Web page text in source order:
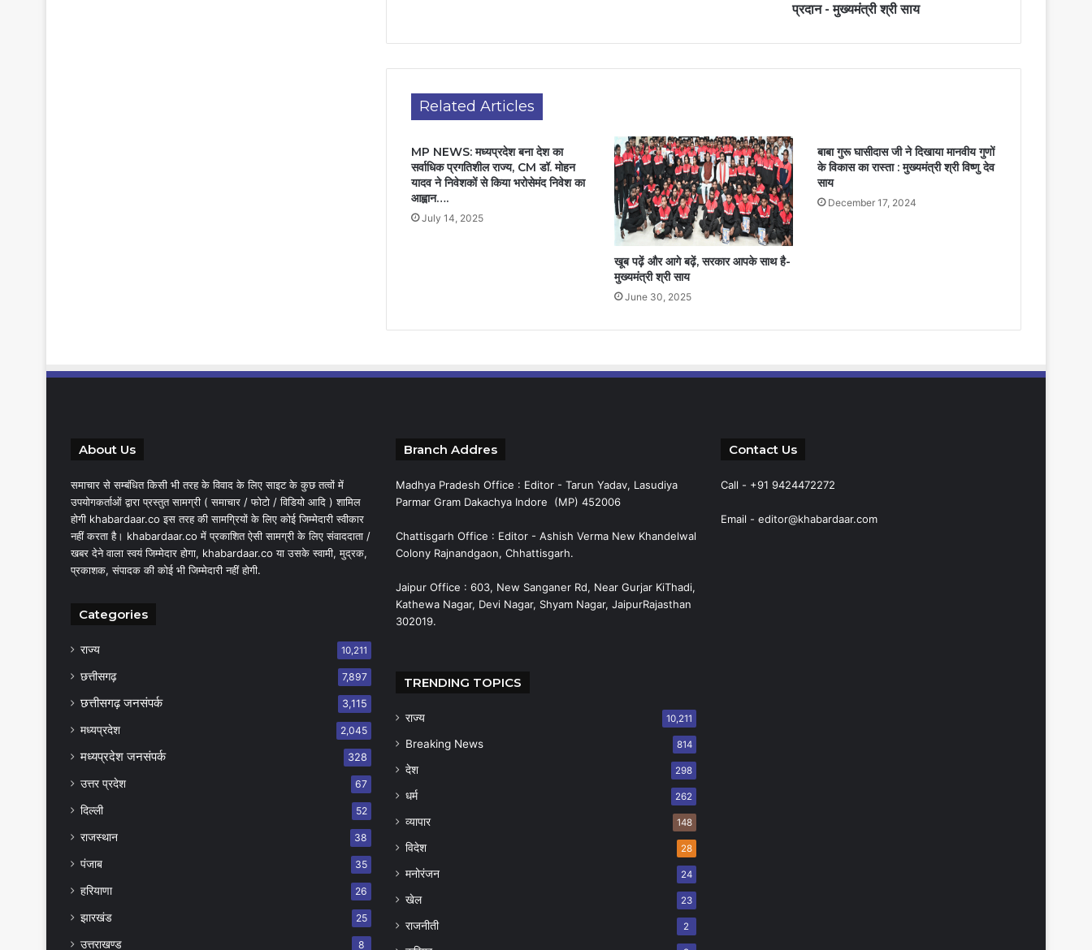
प्रदान - मुख्यमंत्री श्री साय
Related Articles
MP NEWS: मध्यप्रदेश बना देश का
सर्वाधिक प्रगतिशील राज्य, CM डॉ. मोहन
यादव ने निवेशकों से किया भरोसेमंद निवेश का
आह्वान….
July 14, 2025
खूब पढ़ें और आगे बढ़ें, सरकार आपके साथ है-
मुख्यमंत्री श्री साय
June 30, 2025
बाबा गुरू घासीदास जी ने दिखाया मानवीय गुणों
के विकास का रास्ता : मुख्यमंत्री श्री विष्णु देव
साय
December 17, 2024
About Us
समाचार से सम्बंधित किसी भी तरह के विवाद के लिए साइट के कुछ तत्वों में
उपयोगकर्ताओं द्वारा प्रस्तुत सामग्री ( समाचार / फोटो / विडियो आदि ) शामिल
होगी khabardaar.co इस तरह की सामग्रियों के लिए कोई जिम्मेदारी स्वीकार
नहीं करता है। khabardaar.co में प्रकाशित ऐसी सामग्री के लिए संवाददाता /
खबर देने वाला स्वयं जिम्मेदार होगा, khabardaar.co या उसके स्वामी, मुद्रक,
प्रकाशक, संपादक की कोई भी जिम्मेदारी नहीं होगी.
Categories
राज्य 10,211
छत्तीसगढ़ 7,897
छत्तीसगढ़ जनसंपर्क 3,115
मध्यप्रदेश 2,045
मध्यप्रदेश जनसंपर्क 328
उत्तर प्रदेश 67
दिल्ली 52
राजस्थान 38
पंजाब 35
हरियाणा 26
झारखंड 25
उत्तराखण्ड 8
Branch Addres
Madhya Pradesh Office : Editor - Tarun Yadav, Lasudiya
Parmar Gram Dakachya Indore (MP) 452006
Chattisgarh Office : Editor - Ashish Verma New Khandelwal
Colony Rajnandgaon, Chhattisgarh.
Jaipur Office : 603, New Sanganer Rd, Near Gurjar KiThadi,
Kathewa Nagar, Devi Nagar, Shyam Nagar, JaipurRajasthan
302019.
TRENDING TOPICS
राज्य 10,211
Breaking News 814
देश 298
धर्म 262
व्यापार 148
विदेश 28
मनोरंजन 24
खेल 23
राजनीती 2
Contact Us
Call - +91 9424472272
Email - editor@khabardaar.com